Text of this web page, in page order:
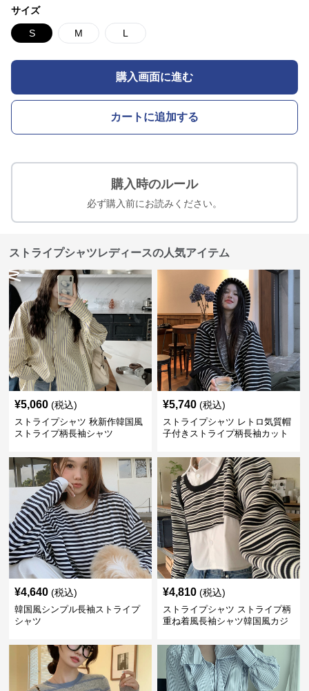
サイズ
S M L
購入画面に進む
カートに追加する
購入時のルール
必ず購入前にお読みください。
ストライプシャツレディースの人気アイテム
¥5,060 (税込)
ストライプシャツ 秋新作韓国風
ストライプ柄長袖シャツ
¥5,740 (税込)
ストライプシャツ レトロ気質帽
子付きストライプ柄長袖カット
¥4,640 (税込)
韓国風シンプル長袖ストライプ
シャツ
¥4,810 (税込)
ストライプシャツ ストライプ柄
重ね着風長袖シャツ韓国風カジ